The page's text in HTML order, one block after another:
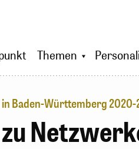
Themen
Baden-Württemberg 2020-